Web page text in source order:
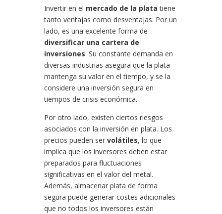
Invertir en el mercado de la plata tiene
tanto ventajas como desventajas. Por un
lado, es una excelente forma de
diversificar una cartera de
inversiones. Su constante demanda en
diversas industrias asegura que la plata
mantenga su valor en el tiempo, y se la
considere una inversión segura en
tiempos de crisis económica.
Por otro lado, existen ciertos riesgos
asociados con la inversión en plata. Los
precios pueden ser volátiles, lo que
implica que los inversores deben estar
preparados para fluctuaciones
significativas en el valor del metal.
Además, almacenar plata de forma
segura puede generar costes adicionales
que no todos los inversores están